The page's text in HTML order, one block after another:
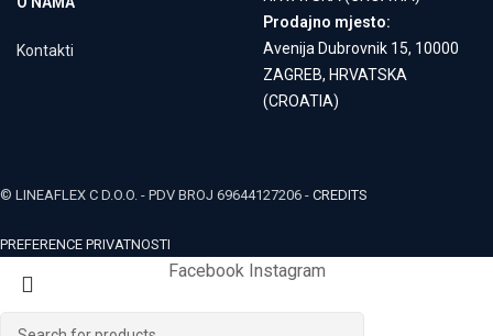
Kontakti
Prodajno mjesto:
Avenija Dubrovnik 15, 10000
ZAGREB, HRVATSKA
(CROATIA)
© LINEAFLEX C D.O.O. - PDV BROJ 69644127206 - CREDITS
PREFERENCE PRIVATNOSTI
Facebook Instagram